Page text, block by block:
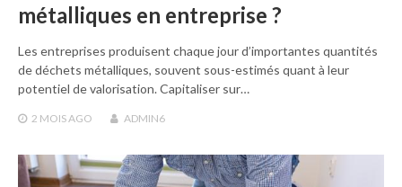
métalliques en entreprise ?
Les entreprises produisent chaque jour d’importantes quantités
de déchets métalliques, souvent sous-estimés quant à leur
potentiel de valorisation. Capitaliser sur…
2 MOIS AGO ADMIN6